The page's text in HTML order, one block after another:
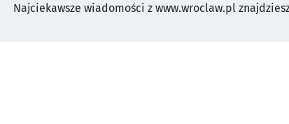
Najciekawsze wiadomości z www.wroclaw.pl